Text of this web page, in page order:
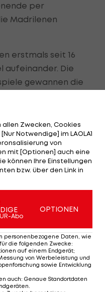
per
Madrilenen
erstmals seit 16
aufeinander. Die
gewannen die
mit
der Heimpartie
wieder die Situation
Der 39-Jährige
Rücktritt aus der
mich noch mehr
sagte der 130-fache
über seine
>>>). Ronaldo
allen Zwecken, Cookies
Notwendige] im LAOLA1
von
mit [Optionen] auch eine
können Ihre Einstellungen
bzw. über den Link in
Abo
OPTIONEN
personenbezogene Daten, wie
die folgenden Zwecke:
auf einem Endgerät;
von Werbeleistung und
sowie Entwicklung
auch: Genaue Standortdaten